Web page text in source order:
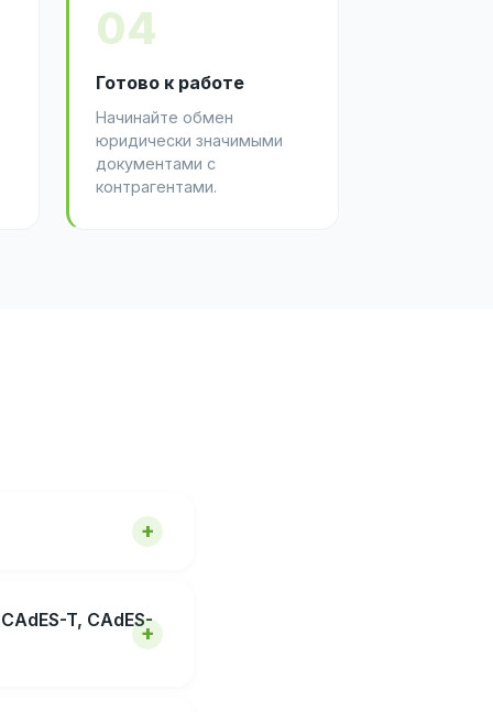
04
Готово к работе
Начинайте обмен
юридически значимыми
документами с
контрагентами.
T, CAdES-